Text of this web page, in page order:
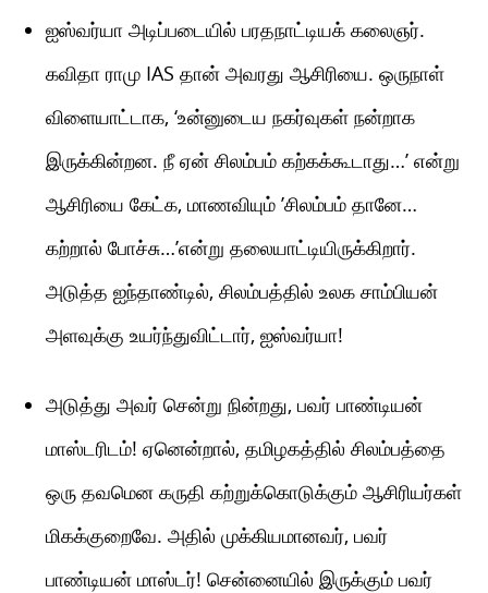
ஐஸ்வர்யா அடிப்படையில் பரதநாட்டியக் கலைஞர்.
கவிதா ராமு IAS தான் அவரது ஆசிரியை. ஒருநாள்
விளையாட்டாக, ‘உன்னுடைய நகர்வுகள் நன்றாக
இருக்கின்றன. நீ ஏன் சிலம்பம் கற்கக்கூடாது…’ என்று
ஆசிரியை கேட்க, மாணவியும் ’சிலம்பம் தானே…
கற்றால் போச்சு…’என்று தலையாட்டியிருக்கிறார்.
அடுத்த ஐந்தாண்டில், சிலம்பத்தில் உலக சாம்பியன்
அளவுக்கு உயர்ந்துவிட்டார், ஐஸ்வர்யா!
அடுத்து அவர் சென்று நின்றது, பவர் பாண்டியன்
மாஸ்டரிடம்! ஏனென்றால், தமிழகத்தில் சிலம்பத்தை
ஒரு தவமென கருதி கற்றுக்கொடுக்கும் ஆசிரியர்கள்
மிகக்குறைவே. அதில் முக்கியமானவர், பவர்
பாண்டியன் மாஸ்டர்! சென்னையில் இருக்கும் பவர்